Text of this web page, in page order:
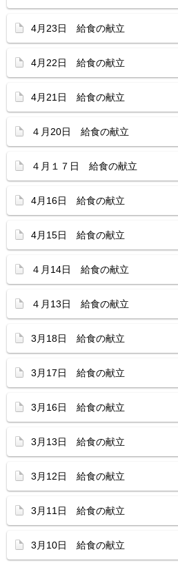
4月23日 給食の献立
4月22日 給食の献立
4月21日 給食の献立
４月20日 給食の献立
４月１７日 給食の献立
4月16日 給食の献立
4月15日 給食の献立
４月14日 給食の献立
４月13日 給食の献立
3月18日 給食の献立
3月17日 給食の献立
3月16日 給食の献立
3月13日 給食の献立
3月12日 給食の献立
3月11日 給食の献立
3月10日 給食の献立